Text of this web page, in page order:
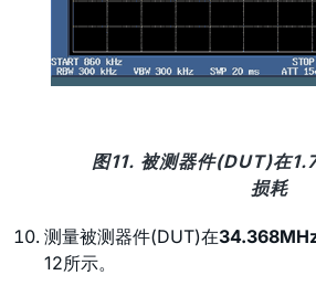
图11. 被测器件(DUT)在
损耗
测量被测器件(DUT)在
12所示。